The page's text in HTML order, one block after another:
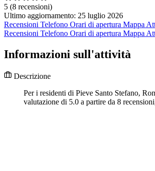
5 (8 recensioni)
Ultimo aggiornamento: 25 luglio 2026
Recensioni Telefono Orari di apertura Mappa
Recensioni Telefono Orari di apertura Mappa
Informazioni sull'attività
Descrizione
Per i residenti di Pieve Santo Stefano,
valutazione di 5.0 a partire da 8